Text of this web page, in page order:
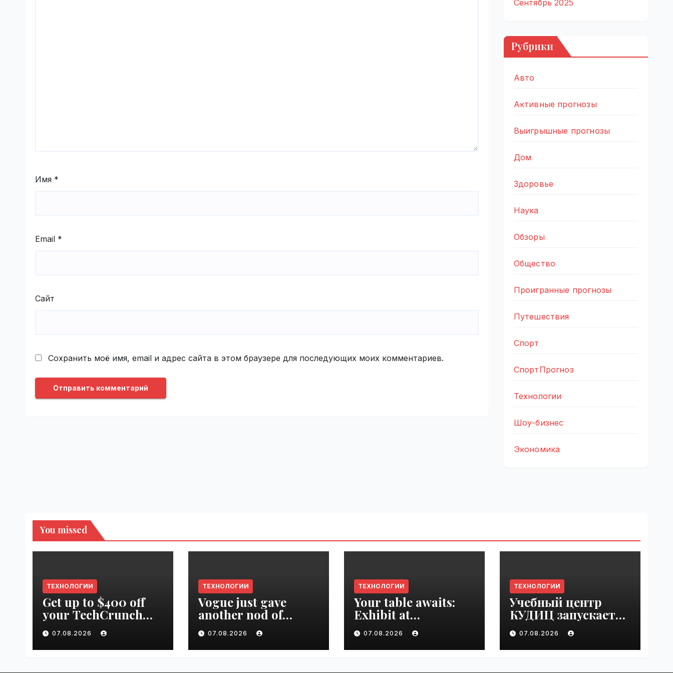
Имя *
Email *
Сайт
Сохранить моё имя, email и адрес сайта в этом браузере для последующих моих комментариев.
Сентябрь 2025
Рубрики
Авто
Активные прогнозы
Выигрышные прогнозы
Дом
Здоровье
Наука
Обзоры
Общество
Проигранные прогнозы
Путешествия
Спорт
СпортПрогноз
Технологии
Шоу-бизнес
Экономика
You missed
ТЕХНОЛОГИИ
Get up to $400 off
your TechCrunch
Disrupt 2026 pass
until tomorrow |
VseTime.ru
07.08.2026
ТЕХНОЛОГИИ
Vogue just gave
another nod of
approval to the tech
world | VseTime.ru
07.08.2026
ТЕХНОЛОГИИ
Your table awaits:
Exhibit at
TechCrunch Disrupt
2026 to be seen by
thousands |
07.08.2026
ТЕХНОЛОГИИ
Учебный центр
КУДИЦ запускает
авторизованный
курс по
администрировани
07.08.2026